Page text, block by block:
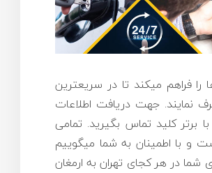
را فراهم میکند تا در سریعترین
نمایند. جهت دریافت اطلاعات
برتر کلید تماس بگیرید. تمامی
با اطمینان به شما میگوییم
شما در هر کجای تهران به ارمغان